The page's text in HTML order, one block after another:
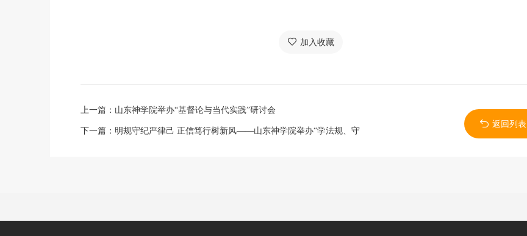
加入收藏
上一篇： 山东神学院举办“基督论与当代实践”研讨会
下一篇： 明规守纪严律己 正信笃行树新风——山东神学院举办“学法规、守
返回列表